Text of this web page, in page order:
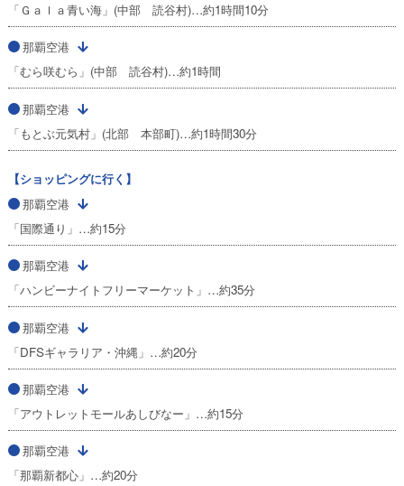
「Ｇａｌａ青い海」(中部 読谷村)…約1時間10分
那覇空港
「むら咲むら」(中部 読谷村)…約1時間
那覇空港
「もとぶ元気村」(北部 本部町)…約1時間30分
【ショッピングに行く】
那覇空港
「国際通り」…約15分
那覇空港
「ハンビーナイトフリーマーケット」…約35分
那覇空港
「DFSギャラリア・沖縄」…約20分
那覇空港
「アウトレットモールあしびなー」…約15分
那覇空港
「那覇新都心」…約20分